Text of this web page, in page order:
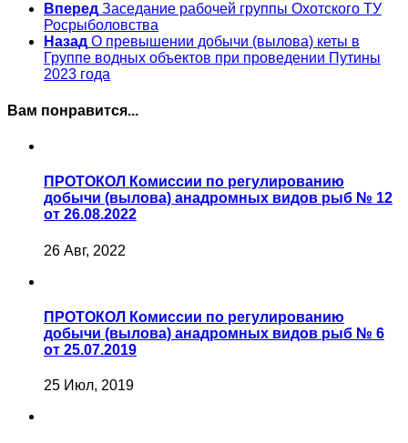
Вперед Заседание рабочей группы Охотского ТУ
Росрыболовства
Назад О превышении добычи (вылова) кеты в
Группе водных объектов при проведении Путины
2023 года
Вам понравится...
ПРОТОКОЛ Комиссии по регулированию
добычи (вылова) анадромных видов рыб № 12
от 26.08.2022
26 Авг, 2022
ПРОТОКОЛ Комиссии по регулированию
добычи (вылова) анадромных видов рыб № 6
от 25.07.2019
25 Июл, 2019